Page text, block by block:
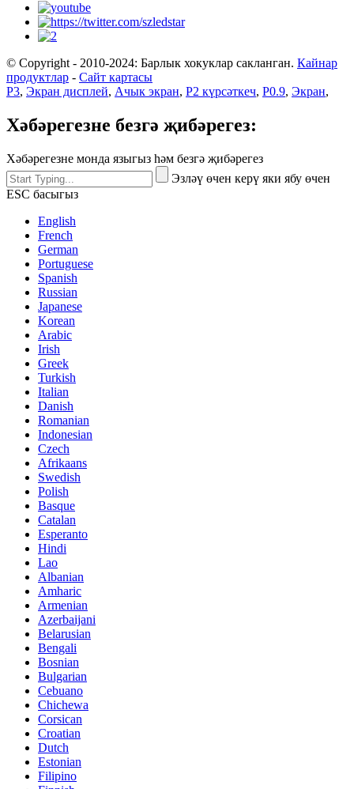
© Copyright - 2010-2024: Барлык хокуклар сакланган. Кайнар
продуктлар - Сайт картасы
P3, Экран дисплей, Ачык экран, P2 күрсәткеч, P0.9, Экран,
Хәбәрегезне безгә җибәрегез:
Хәбәрегезне монда языгыз һәм безгә җибәрегез
Эзләү өчен керү яки ябу өчен
ESC басыгыз
English
French
German
Portuguese
Spanish
Russian
Japanese
Korean
Arabic
Irish
Greek
Turkish
Italian
Danish
Romanian
Indonesian
Czech
Afrikaans
Swedish
Polish
Basque
Catalan
Esperanto
Hindi
Lao
Albanian
Amharic
Armenian
Azerbaijani
Belarusian
Bengali
Bosnian
Bulgarian
Cebuano
Chichewa
Corsican
Croatian
Dutch
Estonian
Filipino